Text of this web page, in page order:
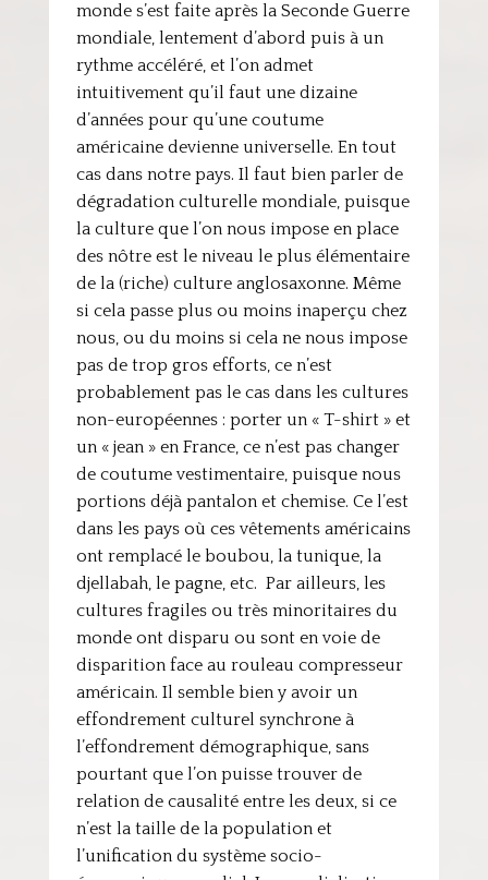
monde s’est faite après la Seconde Guerre
mondiale, lentement d’abord puis à un
rythme accéléré, et l’on admet
intuitivement qu’il faut une dizaine
d’années pour qu’une coutume
américaine devienne universelle. En tout
cas dans notre pays. Il faut bien parler de
dégradation culturelle mondiale, puisque
la culture que l’on nous impose en place
des nôtre est le niveau le plus élémentaire
de la (riche) culture anglosaxonne. Même
si cela passe plus ou moins inaperçu chez
nous, ou du moins si cela ne nous impose
pas de trop gros efforts, ce n’est
probablement pas le cas dans les cultures
non-européennes : porter un « T-shirt » et
un « jean » en France, ce n’est pas changer
de coutume vestimentaire, puisque nous
portions déjà pantalon et chemise. Ce l’est
dans les pays où ces vêtements américains
ont remplacé le boubou, la tunique, la
djellabah, le pagne, etc. Par ailleurs, les
cultures fragiles ou très minoritaires du
monde ont disparu ou sont en voie de
disparition face au rouleau compresseur
américain. Il semble bien y avoir un
effondrement culturel synchrone à
l’effondrement démographique, sans
pourtant que l’on puisse trouver de
relation de causalité entre les deux, si ce
n’est la taille de la population et
l’unification du système socio-